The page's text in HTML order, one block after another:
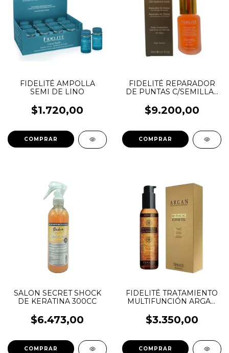
FIDELITÉ AMPOLLA
SEMI DE LINO
$1.720,00
FIDELITÉ REPARADOR
DE PUNTAS C/SEMILLAS
$9.200,00
SALON SECRET SHOCK
DE KERATINA 300CC
$6.473,00
COMPRAR
FIDELITÉ TRATAMIENTO
MULTIFUNCIÓN ARGAN
$3.350,00
COMPRAR